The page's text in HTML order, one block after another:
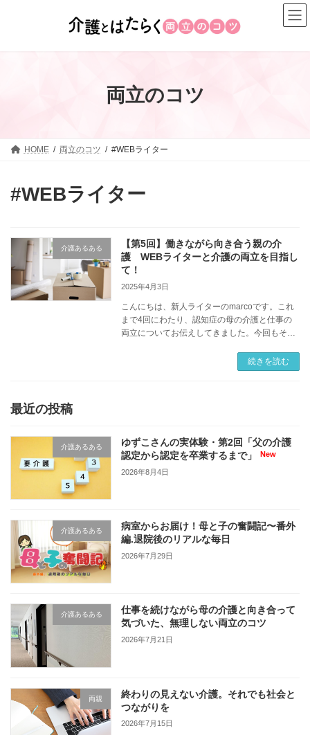
両立のコツ
HOME 両立のコツ #WEBライター
#WEBライター
介護あるある
【第5回】働きながら向き合う親の介
護 WEBライターと介護の両立を目指し
て！
2025年4月3日
こんにちは、新人ライターのmarcoです。これ
まで4回にわたり、認知症の母の介護と仕事の
両立についてお伝えしてきました。今回もその
は、やるべきことに追われる毎日でした。引っ
続きを読む
最近の投稿
介護あるある
ゆずこさんの実体験・第2回「父の介護
認定から認定を卒業するまで」
2026年8月4日
介護あるある
病室からお届け！母と子の奮闘記〜番外
編.退院後のリアルな毎日
2026年7月29日
介護あるある
仕事を続けながら母の介護と向き合って
気づいた、無理しない両立のコツ
2026年7月21日
両親
終わりの見えない介護。それでも社会と
つながりを
2026年7月15日